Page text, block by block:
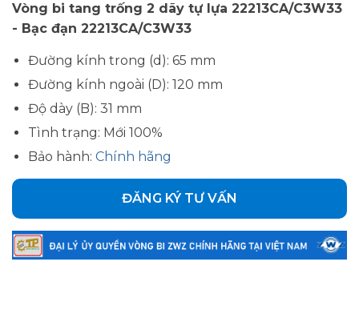
Vòng bi tang trống 2 dãy tự lựa 22213CA/C3W33
- Bạc đạn 22213CA/C3W33
Đường kính trong (d): 65 mm
Đường kính ngoài (D): 120 mm
Độ dày (B): 31 mm
Tình trạng: Mới 100%
Bảo hành: Chính hãng
ĐĂNG KÝ TƯ VẤN